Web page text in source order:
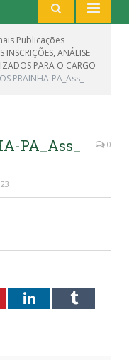
Publicações
INSCRIÇÕES, ANÁLISE
PARA O CARGO
PRAINHA-PA_Ass_
PA_Ass_ 0
LinkedInTumblr